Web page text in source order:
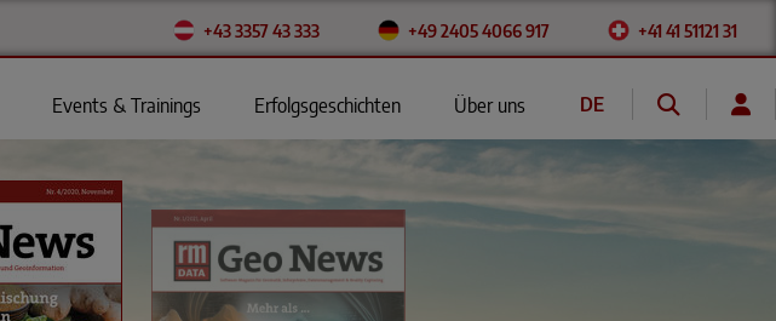
+43 3357 43 333 +49 2405 4066 917 +41 41 51121 31
Events & Trainings Erfolgsgeschichten Über uns DE